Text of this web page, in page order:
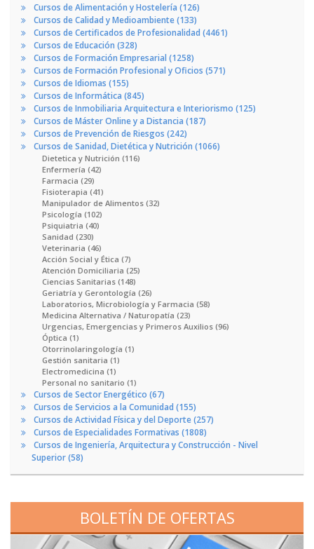
Cursos de Alimentación y Hostelería (126)
Cursos de Calidad y Medioambiente (133)
Cursos de Certificados de Profesionalidad (4461)
Cursos de Educación (328)
Cursos de Formación Empresarial (1258)
Cursos de Formación Profesional y Oficios (571)
Cursos de Idiomas (155)
Cursos de Informática (845)
Cursos de Inmobiliaria Arquitectura e Interiorismo (125)
Cursos de Máster Online y a Distancia (187)
Cursos de Prevención de Riesgos (242)
Cursos de Sanidad, Dietética y Nutrición (1066)
Dietetica y Nutrición (116)
Enfermería (42)
Farmacia (29)
Fisioterapia (41)
Manipulador de Alimentos (32)
Psicología (102)
Psiquiatria (40)
Sanidad (230)
Veterinaria (46)
Acción Social y Ética (7)
Atención Domiciliaria (25)
Ciencias Sanitarias (148)
Geriatría y Gerontología (26)
Laboratorios, Microbiología y Farmacia (58)
Medicina Alternativa / Naturopatía (23)
Urgencias, Emergencias y Primeros Auxilios (96)
Óptica (1)
Otorrinolaringología (1)
Gestión sanitaria (1)
Electromedicina (1)
Personal no sanitario (1)
Cursos de Sector Energético (67)
Cursos de Servicios a la Comunidad (155)
Cursos de Actividad Física y del Deporte (257)
Cursos de Especialidades Formativas (1808)
Cursos de Ingeniería, Arquitectura y Construcción - Nivel
Superior (58)
BOLETÍN DE OFERTAS